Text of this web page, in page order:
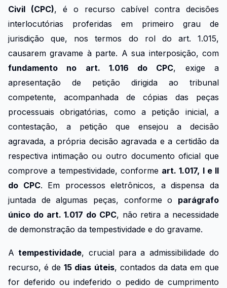
Civil (CPC), é o recurso cabível contra decisões
interlocutórias proferidas em primeiro grau de
jurisdição que, nos termos do rol do art. 1.015,
causarem gravame à parte. A sua interposição, com
fundamento no art. 1.016 do CPC, exige a
apresentação de petição dirigida ao tribunal
competente, acompanhada de cópias das peças
processuais obrigatórias, como a petição inicial, a
contestação, a petição que ensejou a decisão
agravada, a própria decisão agravada e a certidão da
respectiva intimação ou outro documento oficial que
comprove a tempestividade, conforme art. 1.017, I e II
do CPC. Em processos eletrônicos, a dispensa da
juntada de algumas peças, conforme o parágrafo
único do art. 1.017 do CPC, não retira a necessidade
de demonstração da tempestividade e do gravame.
Atempestividade, crucial para a admissibilidade do
recurso, é de15 dias úteis, contados da data em que
for deferido ou indeferido o pedido de cumprimento